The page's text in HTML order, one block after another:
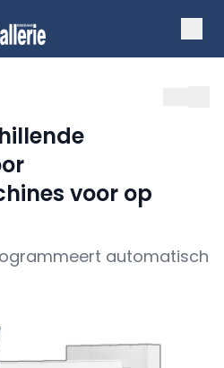
voor op
automatisch